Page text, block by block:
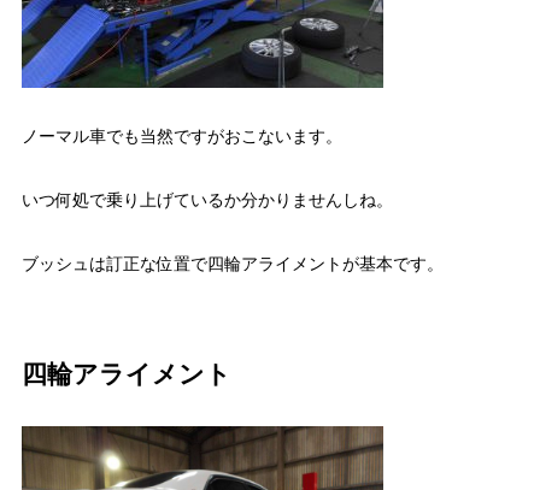
ノーマル車でも当然ですがおこないます。
いつ何処で乗り上げているか分かりませんしね。
ブッシュは訂正な位置で四輪アライメントが基本です。
四輪アライメント